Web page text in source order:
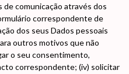
comunicação através dos
correspondente de
dos seus Dados pessoais
outros motivos que não
o seu consentimento,
correspondente; (iv) solicitar